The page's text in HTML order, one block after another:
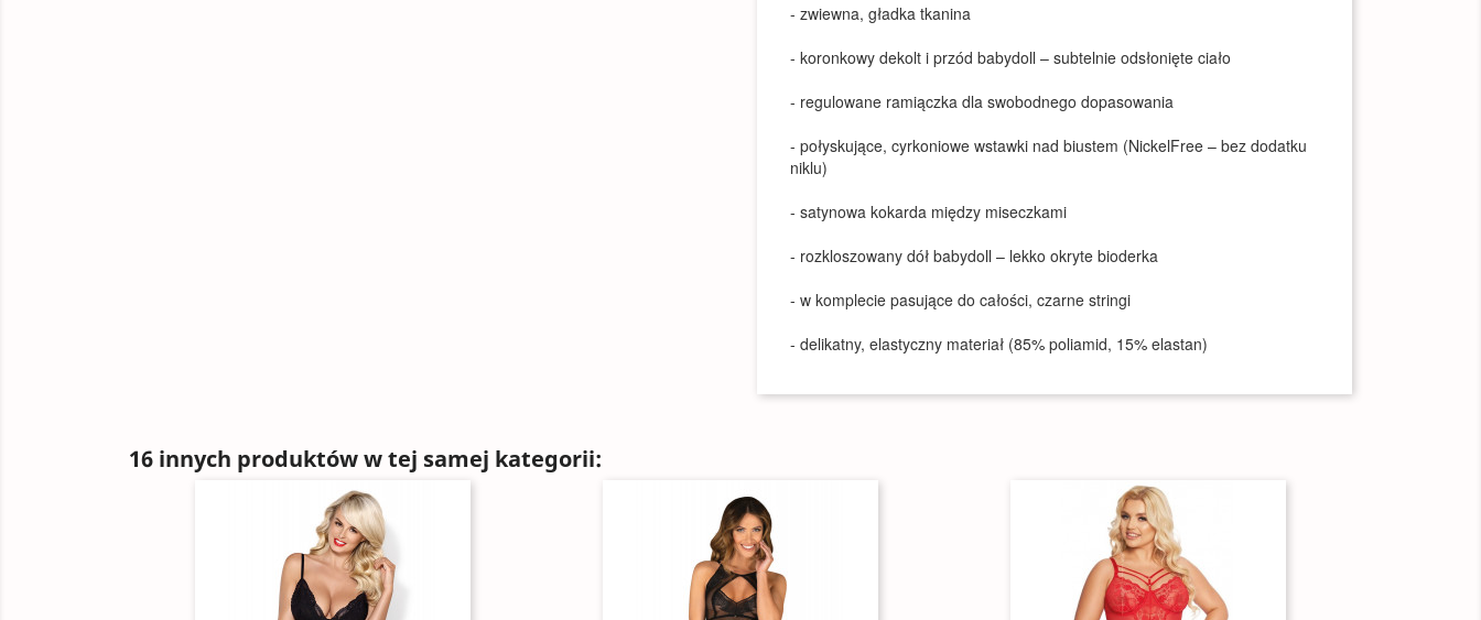
- zwiewna, gładka tkanina
- koronkowy dekolt i przód babydoll – subtelnie odsłonięte ciało
- regulowane ramiączka dla swobodnego dopasowania
- połyskujące, cyrkoniowe wstawki nad biustem (NickelFree – bez dodatku
niklu)
- satynowa kokarda między miseczkami
- rozkloszowany dół babydoll – lekko okryte bioderka
- w komplecie pasujące do całości, czarne stringi
- delikatny, elastyczny materiał (85% poliamid, 15% elastan)
16 innych produktów w tej samej kategorii: